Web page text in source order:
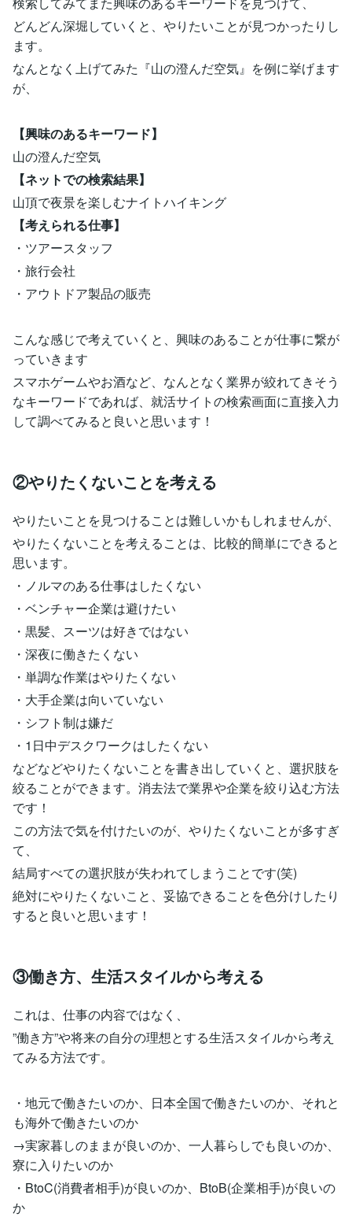
どんどん深堀していくと、やりたいことが見つかったりし
ます。
なんとなく上げてみた『山の澄んだ空気』を例に挙げます
が、
【興味のあるキーワード】
山の澄んだ空気
【ネットでの検索結果】
山頂で夜景を楽しむナイトハイキング
【考えられる仕事】
・ツアースタッフ
・旅行会社
・アウトドア製品の販売
こんな感じで考えていくと、興味のあることが仕事に繋が
っていきます
スマホゲームやお酒など、なんとなく業界が絞れてきそう
なキーワードであれば、就活サイトの検索画面に直接入力
して調べてみると良いと思います！
②やりたくないことを考える
やりたいことを見つけることは難しいかもしれませんが、
やりたくないことを考えることは、比較的簡単にできると
思います。
・ノルマのある仕事はしたくない
・ベンチャー企業は避けたい
・黒髪、スーツは好きではない
・深夜に働きたくない
・単調な作業はやりたくない
・大手企業は向いていない
・シフト制は嫌だ
・1日中デスクワークはしたくない
などなどやりたくないことを書き出していくと、選択肢を
絞ることができます。消去法で業界や企業を絞り込む方法
です！
この方法で気を付けたいのが、やりたくないことが多すぎ
て、
結局すべての選択肢が失われてしまうことです(笑)
絶対にやりたくないこと、妥協できることを色分けしたり
すると良いと思います！
③働き方、生活スタイルから考える
これは、仕事の内容ではなく、
”働き方”や将来の自分の理想とする生活スタイルから考え
てみる方法です。
・地元で働きたいのか、日本全国で働きたいのか、それと
も海外で働きたいのか
→実家暮しのままが良いのか、一人暮らしでも良いのか、
寮に入りたいのか
・BtoC(消費者相手)が良いのか、BtoB(企業相手)が良いの
か